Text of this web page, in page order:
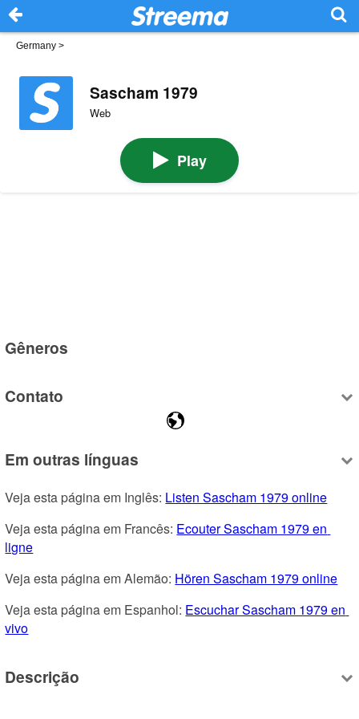
Germany >
Sascham 1979
Web
Play
Gêneros
Contato
Em outras línguas
Veja esta página em Inglês: Listen Sascham 1979 online
Veja esta página em Francês: Ecouter Sascham 1979 en
ligne
Veja esta página em Alemão: Hören Sascham 1979 online
Veja esta página em Espanhol: Escuchar Sascham 1979 en
vivo
Descrição